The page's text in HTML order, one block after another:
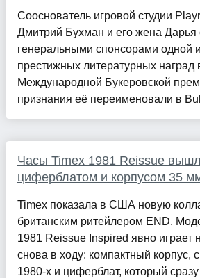
Сооснователь игровой студии
Дмитрий Бухман и его жена Дарья
генеральными спонсорами одной
престижных литературных
Международной Букеровской
признания её переименовали в
Часы Timex 1981 Reissue
циферблатом и корпусом 35
Timex показала в США новую
британским ритейлером END.
1981 Reissue Inspired явно играет
снова в ходу: компактный корпус,
1980-х и циферблат, который